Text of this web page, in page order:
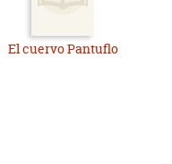
El cuervo Pantuflo